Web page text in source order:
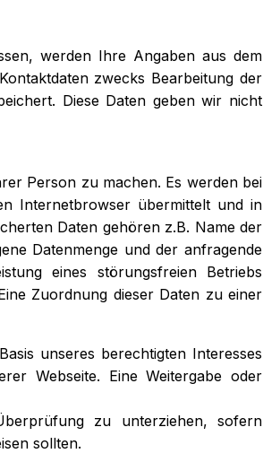
werden Ihre Angaben aus dem
zwecks Bearbeitung der
Diese Daten geben wir nicht
Person zu machen. Es werden bei
Internetbrowser übermittelt und in
Daten gehören z.B. Name der
Datenmenge und der anfragende
eines störungsfreien Betriebs
Zuordnung dieser Daten zu einer
unseres berechtigten Interesses
Webseite. Eine Weitergabe oder
zu unterziehen, sofern
sollten.